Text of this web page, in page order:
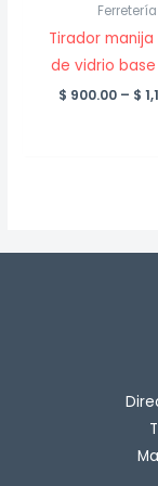
Ferretería
Tirador
de vidrio
$ 900.00 – $